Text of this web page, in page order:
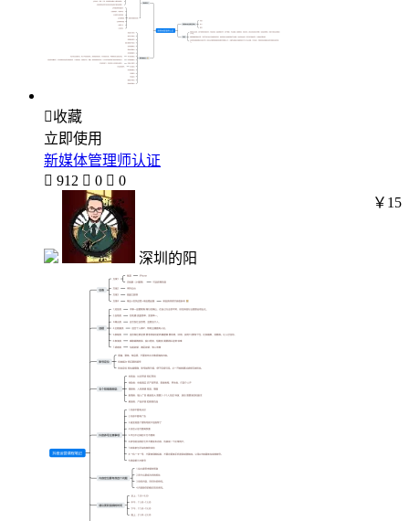
收藏
立即使用
新媒体管理师认证
 912  0  0
深圳的阳
￥15